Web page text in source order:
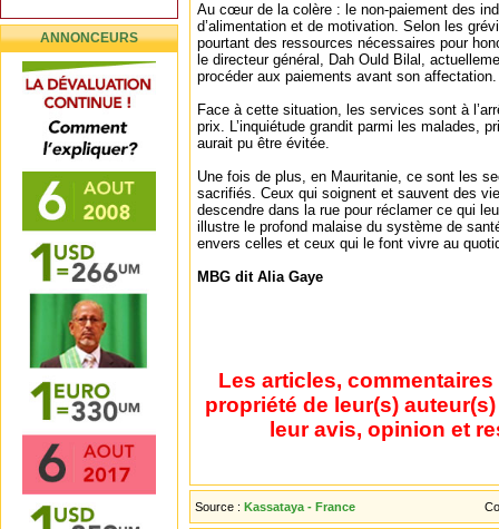
ANNONCEURS
Au cœur de la colère : le non-paiement des
d’alimentation et de motivation. Selon les
pourtant des ressources nécessaires pour
le directeur général, Dah Ould Bilal,
procéder aux paiements avant son affectation.
Face à cette situation, les services sont à
prix. L’inquiétude grandit parmi les malades,
aurait pu être évitée.
Une fois de plus, en Mauritanie, ce sont les
sacrifiés. Ceux qui soignent et sauvent des
descendre dans la rue pour réclamer ce qui
illustre le profond malaise du système de
envers celles et ceux qui le font vivre au
MBG dit Alia Gaye
Les articles,
propriété de leur(s)
leur avis, opinion et
Source : Kassataya - France